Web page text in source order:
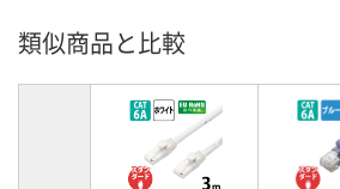
類似商品と比較